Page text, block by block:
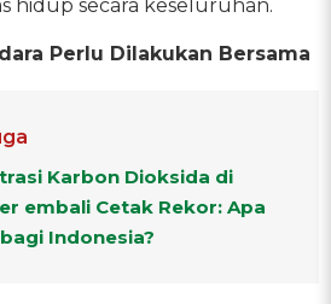
hidup secara keseluruhan.
Perlu Dilakukan Bersama
Karbon Dioksida di
embali Cetak Rekor: Apa
Indonesia?